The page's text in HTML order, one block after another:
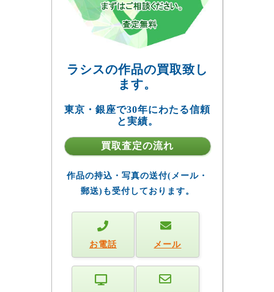
ラシスの作品の買取致し
ます。
東京・銀座で30年にわたる信頼
と実績。
買取査定の流れ
作品の持込・写真の送付(メール・
郵送)も受付しております。
お電話 メール